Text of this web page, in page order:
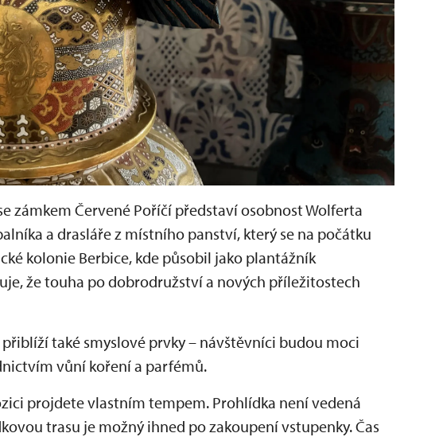
zámkem Červené Poříčí představí osobnost Wolferta
a drasláře z místního panství, který se na počátku
kolonie Berbice, kde působil jako plantážník
že touha po dobrodružství a nových příležitostech
také smyslové prvky – návštěvníci budou moci
vůní koření a parfémů.
projdete vlastním tempem. Prohlídka není vedená
trasu je možný ihned po zakoupení vstupenky. Čas